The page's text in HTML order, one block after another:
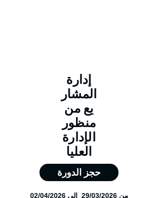
إدارة
المشار
يع من
منظور
الإدارة
العليا
حجز الدورة
من 29/03/2026 إلى 02/04/2026